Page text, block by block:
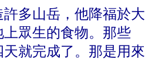
多山岳，他降福於大
眾生的食物。那些
就完成了。那是用來